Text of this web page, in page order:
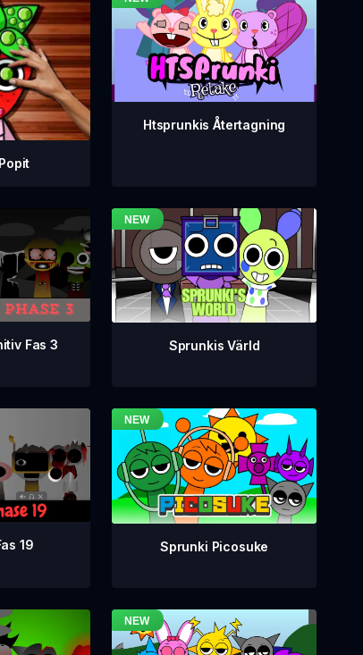
Htsprunkis Återtagning
Fas 3 Sprunkis Värld
19 Sprunki Picosuke